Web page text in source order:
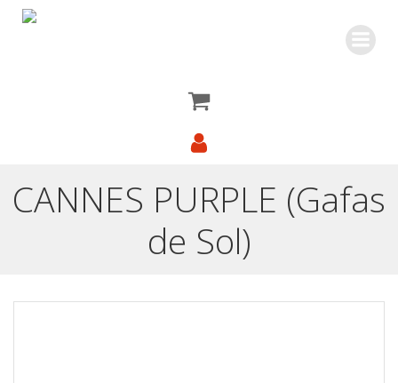
Saltar
CANNES PURPLE (Gafas
de Sol)